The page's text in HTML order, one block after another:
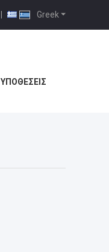
Greek
|
ΥΠΟΘΈΣΕΙΣ